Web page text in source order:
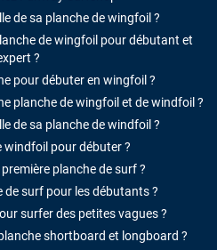
de sa planche de wingfoil ?
de wingfoil pour débutant et
?
pour débuter en wingfoil ?
planche de wingfoil et de windfoil ?
de sa planche de windfoil ?
windfoil pour débuter ?
planche de surf ?
de surf pour les débutants ?
surfer des petites vagues ?
shortboard et longboard ?